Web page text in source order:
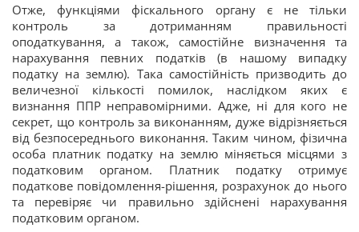
Отже, функціями фіскального органу є не тільки
контроль за дотриманням правильності
оподаткування, а також, самостійне визначення та
нарахування певних податків (в нашому випадку
податку на землю). Така самостійність призводить до
величезної кількості помилок, наслідком яких є
визнання ППР неправомірними. Адже, ні для кого не
секрет, що контроль за виконанням, дуже відрізняється
від безпосереднього виконання. Таким чином, фізична
особа платник податку на землю міняється місцями з
податковим органом. Платник податку отримує
податкове повідомлення-рішення, розрахунок до нього
та перевіряє чи правильно здійснені нарахування
податковим органом.